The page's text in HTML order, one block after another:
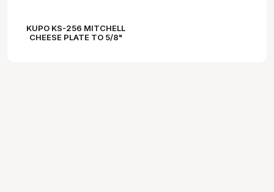
KUPO KS-256 MITCHELL
CHEESE PLATE TO 5/8"